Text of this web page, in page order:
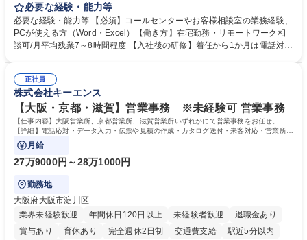
お客様のお声をより良い商品づくりに活かしていく上で、窓口となるお客
様相談室でのお仕事です。 日々お客様からいただくキリングループへのご
意見を、企業活動に活かしています。お客様からの声に迅速かつ誠意をも
って対応、情報提供するとともにグループ内活動に反映しています。 【具
平均100件前後■メール・手紙：同上40件前後 募集職種 中野本社【お客様
相談室】お客様のお声をもとにより良い商品づくりへ貢献
必要な経験・能力等
必要な経験・能力等 【必須】コールセンターやお客様相談室の業務経験、
PCが使える方（Word・Excel）【働き方】在宅勤務・リモートワーク相
談可/月平均残業7～8時間程度 【入社後の研修】着任から1か月は電話対応
すのでご安心ください。 【当社について】キリングループの広報機能を担
う会社として、お客様との出会いを大切にし、磨き上げたホスピタリティ
を込めてコミュニケーションをとりながら広報関連業務を行っておりま
す。 学歴・資格 学歴：大学院 大学 高専 短大 専修学校 高校 語学力： 資
格：
正社員
株式会社キーエンス
【大阪・京都・滋賀】営業事務 ※未経験可 営業事務
【仕事内容】大阪営業所、京都営業所、滋賀営業所いずれかにて営業事務をお任せ。
【詳細】電話応対・データ入力・伝票や見積の作成・カタログ送付・来客対応・営業所内
で発生する事務業務や業務改善をお任せ。
月給
27万9000円～28万1000円
勤務地
大阪府大阪市淀川区
業界未経験歓迎
年間休日120日以上 未経験者歓迎
退職金あり
賞与あり
育休あり 完全週休2日制 交通費支給 駅近5分以内